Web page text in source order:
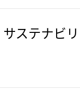
ステナビ